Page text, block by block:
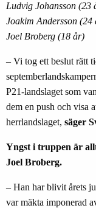
Ludvig Johansson (23
Joakim Andersson (24
Joel Broberg (18 år)
– Vi tog ett beslut rätt
P21-landslaget som
dem en push och visa
herrlandslaget, säger
Yngst i truppen är
Joel Broberg.
– Han har blivit årets
var mäkta imponerad